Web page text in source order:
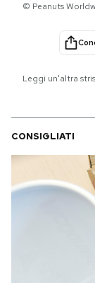
PODCAST
I MIEI
AREA
© Peanuts
Leggi un'altra
CONSIGLIATI